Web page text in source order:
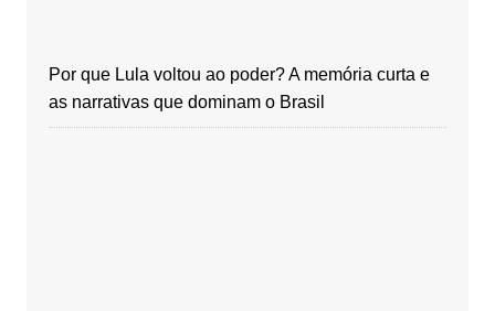
Por que Lula voltou ao poder? A memória curta e
as narrativas que dominam o Brasil